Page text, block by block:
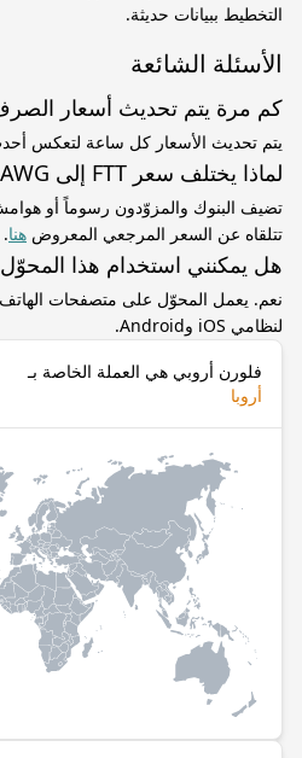
التخطيط ببيانات حديثة.
الأسئلة الشائعة
كم مرة يتم تحديث أسعار
يتم تحديث الأسعار كل ساعة لتعكس
لماذا يختلف سعر FTT إلى AWG عن سعر البنك؟
تضيف البنوك والمزوّدون رسوماً أو
تتلقاه عن السعر المرجعي المعروض هنا.
هل يمكنني استخدام هذا
نعم. يعمل المحوّل على متصفحات
لنظامي iOS وAndroid.
فلورن أروبي هي العملة الخاصة بـ
أروبا